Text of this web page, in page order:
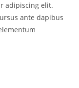
adipiscing elit.
ante dapibus